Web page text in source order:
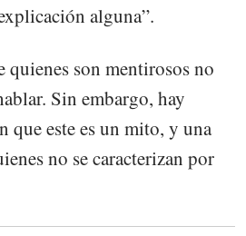
alguna”.
quienes son mentirosos no
Sin embargo, hay
que este es un mito, y una
no se caracterizan por